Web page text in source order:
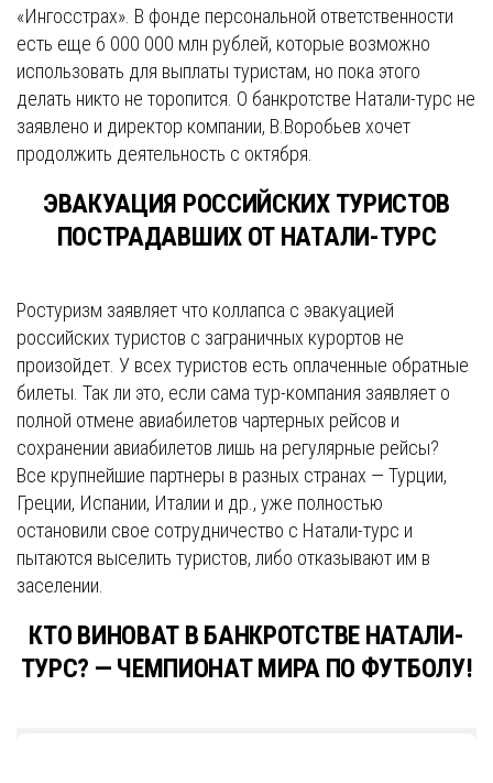
«Ингосстрах». В фонде персональной ответственности
есть еще 6 000 000 млн рублей, которые возможно
использовать для выплаты туристам, но пока этого
делать никто не торопится. О банкротстве Натали-турс не
заявлено и директор компании, В.Воробьев хочет
продолжить деятельность с октября.
ЭВАКУАЦИЯ РОССИЙСКИХ ТУРИСТОВ
ПОСТРАДАВШИХ ОТ НАТАЛИ-ТУРС
Ростуризм заявляет что коллапса с эвакуацией
российских туристов с заграничных курортов не
произойдет. У всех туристов есть оплаченные обратные
билеты. Так ли это, если сама тур-компания заявляет о
полной отмене авиабилетов чартерных рейсов и
сохранении авиабилетов лишь на регулярные рейсы?
Все крупнейшие партнеры в разных странах — Турции,
Греции, Испании, Италии и др., уже полностью
остановили свое сотрудничество с Натали-турс и
пытаются выселить туристов, либо отказывают им в
заселении.
КТО ВИНОВАТ В БАНКРОТСТВЕ НАТАЛИ-
ТУРС? — ЧЕМПИОНАТ МИРА ПО ФУТБОЛУ!